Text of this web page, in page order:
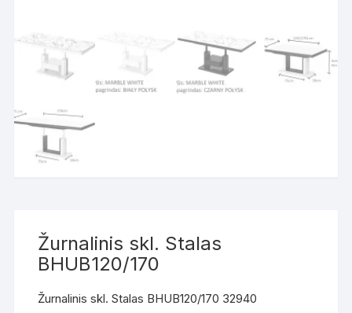
Žurnalinis skl. Stalas
BHUB120/170
Žurnalinis skl. Stalas BHUB120/170 32940